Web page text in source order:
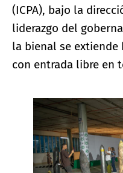
(ICPA), bajo la
liderazgo del
la bienal se extiende
con entrada libre en